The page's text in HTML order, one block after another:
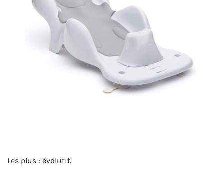
Les plus : évolutif.